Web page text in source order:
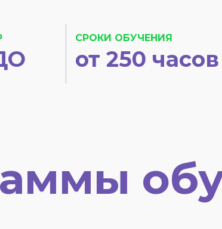
СРОКИ ОБУЧЕНИЯ
от 250 часов